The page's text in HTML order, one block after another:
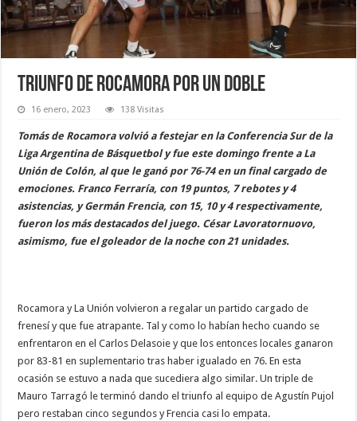
Triunfo de Rocamora por un doble
16 enero, 2023 138 Visitas
Tomás de Rocamora volvió a festejar en la Conferencia Sur de la
Liga Argentina de Básquetbol y fue este domingo frente a La
Unión de Colón, al que le ganó por 76-74 en un final cargado de
emociones. Franco Ferraría, con 19 puntos, 7 rebotes y 4
asistencias, y Germán Frencia, con 15, 10 y 4 respectivamente,
fueron los más destacados del juego. César Lavoratornuovo,
asimismo, fue el goleador de la noche con 21 unidades.
Rocamora y La Unión volvieron a regalar un partido cargado de
frenesí y que fue atrapante. Tal y como lo habían hecho cuando se
enfrentaron en el Carlos Delasoie y que los entonces locales ganaron
por 83-81 en suplementario tras haber igualado en 76. En esta
ocasión se estuvo a nada que sucediera algo similar. Un triple de
Mauro Tarragó le terminó dando el triunfo al equipo de Agustín Pujol
pero restaban cinco segundos y Frencia casi lo empata.